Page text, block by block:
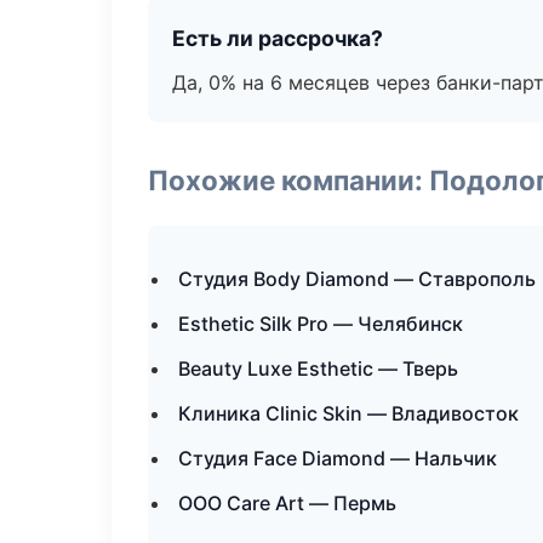
Есть ли рассрочка?
Да, 0% на 6 месяцев через банки-
Похожие компании:
Студия Body Diamond — Ставрополь
Esthetic Silk Pro — Челябинск
Beauty Luxe Esthetic — Тверь
Клиника Clinic Skin — Владивосток
Студия Face Diamond — Нальчик
ООО Care Art — Пермь